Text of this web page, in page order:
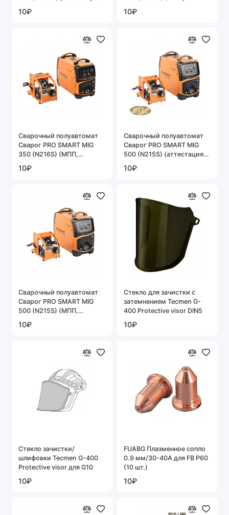
10₽ 10₽
Cварочный полуавтомат
Сварог PRO SMART MIG
350 (N216S) (МПП,
10₽
Cварочный полуавтомат
Сварог PRO SMART MIG
500 (N215S) (аттестация
10₽
Cварочный полуавтомат
Сварог PRO SMART MIG
500 (N215S) (МПП,
10₽
Cтекло для зачистки с
затемнением Tecmen G-
400 Protective visor DIN5
10₽
Cтекло зачистки/
шлифовки Tecmen G-400
Protective visor для G10
10₽
FUABG Плазменное сопло
0.9 мм/30-40А для FB P60
(10 шт.)
10₽